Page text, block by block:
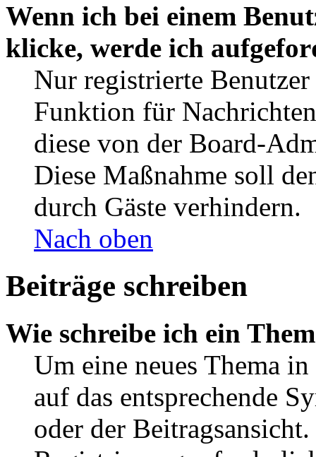
Wenn ich bei einem
klicke, werde ich
Nur registrierte
Funktion für
diese von der Board-
Diese Maßnahme soll
durch Gäste verhindern.
Nach oben
Beiträge schreiben
Wie schreibe ich ein
Um eine neues Thema
auf das entsprechende
oder der